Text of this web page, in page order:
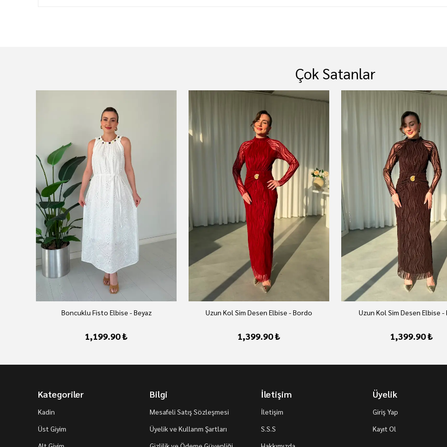
Çok Satanlar
Boncuklu Fisto Elbise - Beyaz
1,199.90 ₺
Uzun Kol Sim Desen Elbise - Bordo
1,399.90 ₺
Uzun Kol Sim Desen Elbise -
1,399.90 ₺
Kategoriler
Kadin
Üst Giyim
Bilgi
Mesafeli Satış Sözleşmesi
Üyelik ve Kullanm Şartları
İletişim
İletişim
S.S.S
Üyelik
Giriş Yap
Kayıt Ol